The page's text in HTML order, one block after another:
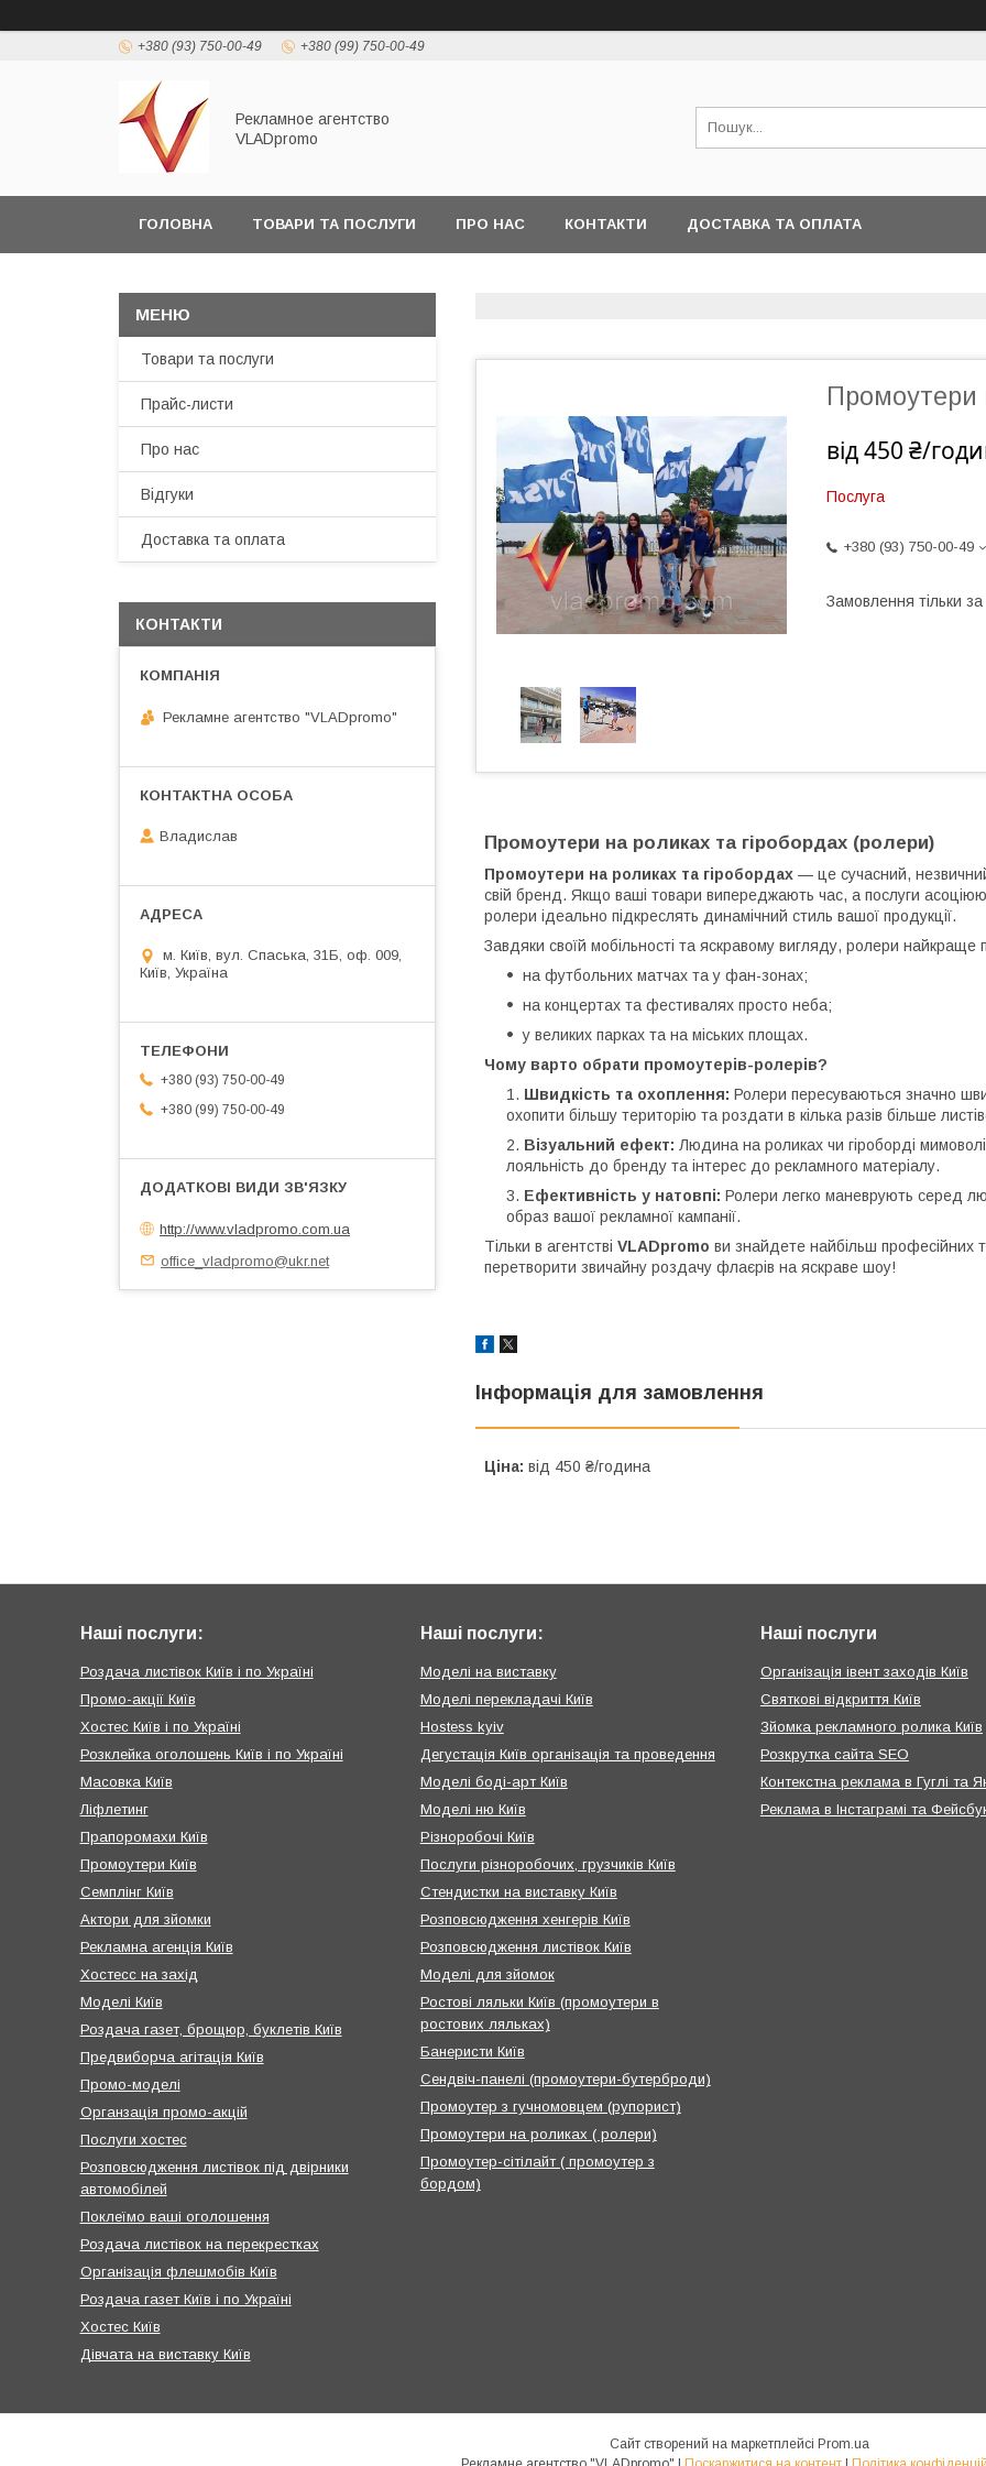
+380 (93) 750-00-49 +380 (99) 750-00-49
Рекламное агентство
VLADpromo
ГОЛОВНА ТОВАРИ ТА ПОСЛУГИ ПРО НАС КОНТАКТИ ДОСТАВКА ТА ОПЛАТА
Промоутери
від450 ₴/
Послуга
+380 (93) 750-00-49
Замовлення тільки
Промоутери на роликах та гіробордах (ролери)
Промоутери на роликах та гіробордах — це сучасний,
свій бренд. Якщо ваші товари випереджають час, а послуги
ролери ідеально підкреслять динамічний стиль вашої продукції.
Завдяки своїй мобільності та яскравому вигляду, ролери
на футбольних матчах та у фан-зонах;
на концертах та фестивалях просто неба;
у великих парках та на міських площах.
Чому варто обрати промоутерів-ролерів?
Швидкість та охоплення: Ролери пересуваються значно
охопити більшу територію та роздати в кілька разів більше
Візуальний ефект: Людина на роликах чи гіроборді
лояльність до бренду та інтерес до рекламного матеріалу.
Ефективність у натовпі: Ролери легко маневрують серед
образ вашої рекламної кампанії.
Тільки в агентстві VLADpromo ви знайдете найбільш професійних
перетворити звичайну роздачу флаєрів на яскраве шоу!
Інформація для замовлення
Ціна: від 450 ₴/година
Товари та послуги
Прайс-листи
Про нас
Відгуки
Доставка та оплата
КОНТАКТИ
Рекламне агентство "VLADpromo"
Владислав
м. Київ, вул. Спаська, 31Б, оф. 009,
Київ, Україна
+380 (93) 750-00-49
+380 (99) 750-00-49
http://www.vladpromo.com.ua
office_vladpromo@ukr.net
Наші послуги:
Роздача листівок Київ і по Україні
Промо-акції Київ
Хостес Київ і по Україні
Розклейка оголошень Київ і по Україні
Масовка Київ
Ліфлетинг
Прапоромахи Київ
Промоутери Київ
Семплінг Київ
Актори для зйомки
Рекламна агенція Київ
Хостесс на захід
Моделі Київ
Роздача газет, брощюр, буклетів Київ
Предвиборча агітація Київ
Промо-моделі
Органзація промо-акцій
Послуги хостес
Розповсюдження листівок під двірники
автомобілей
Поклеїмо ваші оголошення
Роздача листівок на перекрестках
Організація флешмобів Київ
Роздача газет Київ і по Україні
Хостес Київ
Дівчата на виставку Київ
Наші послуги:
Моделі на виставку
Моделі перекладачі Київ
Hostess kyiv
Дегустація Київ організація та проведення
Моделі боді-арт Київ
Моделі ню Київ
Різноробочі Київ
Послуги різноробочих, грузчиків Київ
Стендистки на виставку Київ
Розповсюдження хенгерів Київ
Розповсюдження листівок Київ
Моделі для зйомок
Ростові ляльки Київ (промоутери в
ростових ляльках)
Банеристи Київ
Сендвіч-панелі (промоутери-бутерброди)
Промоутер з гучномовцем (рупорист)
Промоутери на роликах ( ролери)
Промоутер-сітілайт ( промоутер з
бордом)
Наші послуги
Організація івент заходів Київ
Святкові відкриття Київ
Зйомка рекламного ролика Київ
Розкрутка сайта SEO
Контекстна реклама в Гуглі та
Реклама в Інстаграмі та
Сайт створений на маркетплейсі Prom.ua